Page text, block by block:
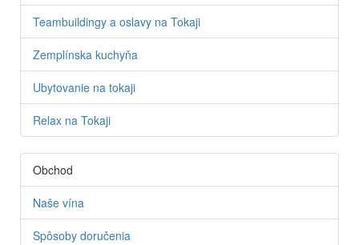
Teambuildingy a oslavy na Tokaji
Zemplínska kuchyňa
Ubytovanie na tokaji
Relax na Tokaji
Obchod
Naše vína
Spôsoby doručenia